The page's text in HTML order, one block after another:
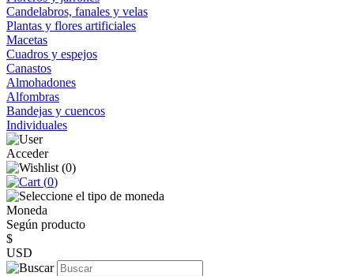
Candelabros, fanales y velas
Plantas y flores artificiales
Macetas
Cuadros y espejos
Canastos
Almohadones
Alfombras
Bandejas y cuencos
Individuales
Acceder
(0)
(0)
Moneda
Según producto
$
USD